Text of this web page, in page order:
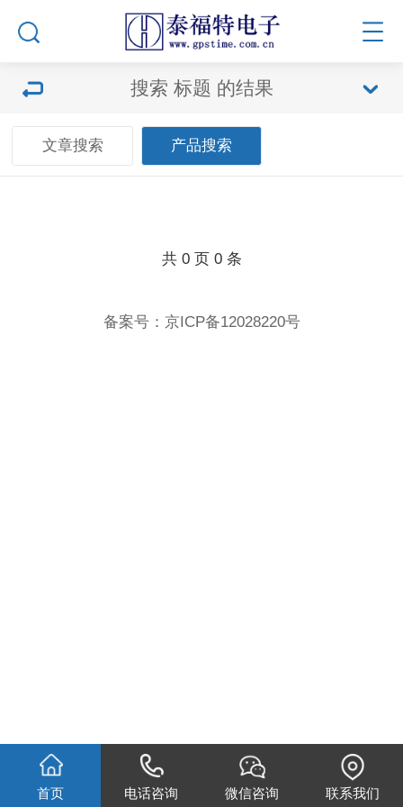
搜索 标题 的结果
文章搜索 产品搜索
共 0页 0条
备案号： 京ICP备12028220号
首页 电话咨询 微信咨询 联系我们